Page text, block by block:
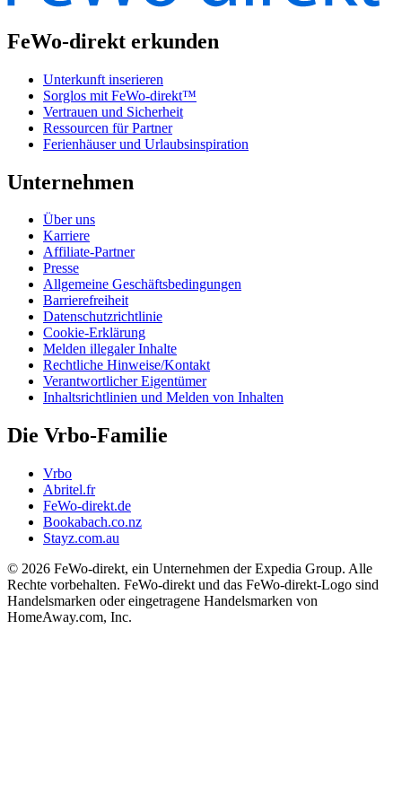
FeWo-direkt erkunden
Unterkunft inserieren
Sorglos mit FeWo-direkt™
Vertrauen und Sicherheit
Ressourcen für Partner
Ferienhäuser und Urlaubsinspiration
Unternehmen
Über uns
Karriere
Affiliate-Partner
Presse
Allgemeine Geschäftsbedingungen
Barrierefreiheit
Datenschutzrichtlinie
Cookie-Erklärung
Melden illegaler Inhalte
Rechtliche Hinweise/Kontakt
Verantwortlicher Eigentümer
Inhaltsrichtlinien und Melden von Inhalten
Die Vrbo-Familie
Vrbo
Abritel.fr
FeWo-direkt.de
Bookabach.co.nz
Stayz.com.au
© 2026 FeWo-direkt, ein Unternehmen der Expedia Group. Alle
Rechte vorbehalten. FeWo-direkt und das FeWo-direkt-Logo sind
Handelsmarken oder eingetragene Handelsmarken von
HomeAway.com, Inc.